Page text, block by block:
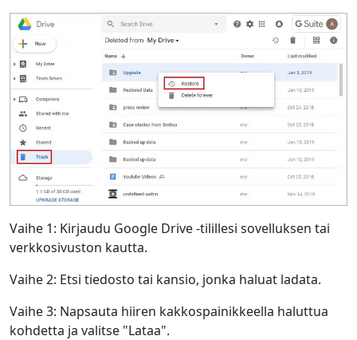
Vaihe 1: Kirjaudu Google Drive -tilillesi sovelluksen tai
verkkosivuston kautta.
Vaihe 2: Etsi tiedosto tai kansio, jonka haluat ladata.
Vaihe 3: Napsauta hiiren kakkospainikkeella haluttua
kohdetta ja valitse "Lataa".